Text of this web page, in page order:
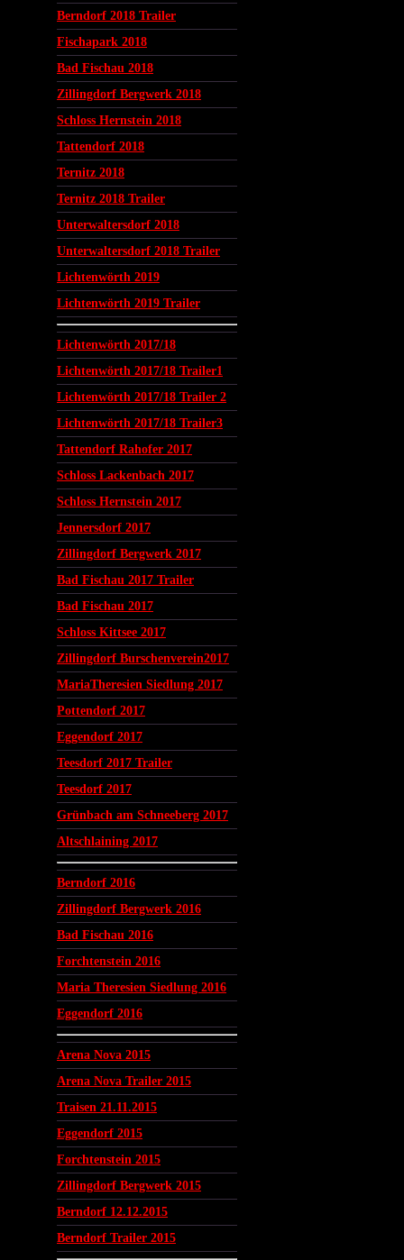
Berndorf 2018 Trailer
Fischapark 2018
Bad Fischau 2018
Zillingdorf Bergwerk 2018
Schloss Hernstein 2018
Tattendorf 2018
Ternitz 2018
Ternitz 2018 Trailer
Unterwaltersdorf 2018
Unterwaltersdorf 2018 Trailer
Lichtenwörth 2019
Lichtenwörth 2019 Trailer
Lichtenwörth 2017/18
Lichtenwörth 2017/18 Trailer1
Lichtenwörth 2017/18 Trailer 2
Lichtenwörth 2017/18 Trailer3
Tattendorf Rahofer 2017
Schloss Lackenbach 2017
Schloss Hernstein 2017
Jennersdorf 2017
Zillingdorf Bergwerk 2017
Bad Fischau 2017 Trailer
Bad Fischau 2017
Schloss Kittsee 2017
Zillingdorf Burschenverein2017
MariaTheresien Siedlung 2017
Pottendorf 2017
Eggendorf 2017
Teesdorf 2017 Trailer
Teesdorf 2017
Grünbach am Schneeberg 2017
Altschlaining 2017
Berndorf 2016
Zillingdorf Bergwerk 2016
Bad Fischau 2016
Forchtenstein 2016
Maria Theresien Siedlung 2016
Eggendorf 2016
Arena Nova 2015
Arena Nova Trailer 2015
Traisen 21.11.2015
Eggendorf 2015
Forchtenstein 2015
Zillingdorf Bergwerk 2015
Berndorf 12.12.2015
Berndorf Trailer 2015